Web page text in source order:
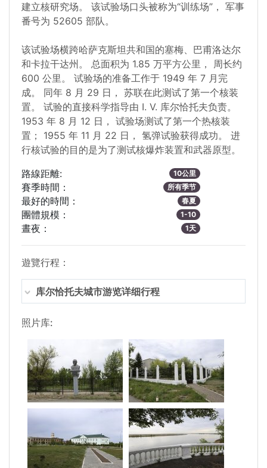
建立核研究场。 该试验场口头被称为“训练场”， 军事
番号为 52605 部队。
该试验场横跨哈萨克斯坦共和国的塞梅、巴甫洛达尔
和卡拉干达州。 总面积为 1.85 万平方公里， 周长约
600 公里。 试验场的准备工作于 1949 年 7 月完
成。 同年 8 月 29 日， 苏联在此测试了第一个核装
置。 试验的直接科学指导由 I. V. 库尔恰托夫负责。
1953 年 8 月 12 日， 试验场测试了第一个热核装
置； 1955 年 11 月 22 日， 氢弹试验获得成功。 进
行核试验的目的是为了测试核爆炸装置和武器原型。
路線距離:
10公里
賽季時間： 所有季节
最好的時間： 春夏
團體規模： 1-10
晝夜： 1天
遊覽行程：
库尔恰托夫城市游览详细行程
照片库: